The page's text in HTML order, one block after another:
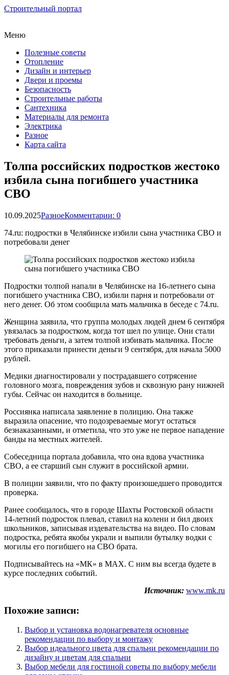
Строительный портал
Меню
Полезные советы
Отопление
Дизайн и интерьер
Двери и проемы
Безопасность
Строительные работы
Сантехника
Материалы для ремонта
Электрика
Разное
Карта сайта
Толпа российских подростков жестоко
избила сына погибшего участника
СВО
10.09.2025РазноеКомментарии: 0
74.ru: подростки в Челябинске избили сына участника СВО и
потребовали денег
Подростки толпой напали в Челябинске на 16-летнего сына
погибшего участника СВО, избили парня и потребовали от
него денег. Об этом сообщила мать мальчика в беседе с 74.ru.
Женщина заявила, что группа молодых людей днем 6 сентября
увязалась за подростком, когда тот шел по улице. Они стали
требовать деньги, а затем толпой избивать мальчика. После
этого приказали принести деньги 9 сентября, для начала 5000
рублей.
Медики диагностировали у пострадавшего сотрясение
головного мозга, повреждения зубов и сквозную рану нижней
губы. Сейчас он находится в больнице.
Россиянка написала заявление в полицию. Она также
выразила опасение, что подозреваемые могут остаться
безнаказанными, и отметила, что это уже не первое нападение
банды на местных жителей.
Собеседница портала добавила, что она вдова участника
СВО, а ее старший сын служит в российской армии.
В полиции заявили, что по факту произошедшего проводится
проверка.
Ранее сообщалось, что в городе Шахты Ростовской области
14-летний подросток плевал, ставил на колени и бил двоих
школьников, записывая издевательства на видео. По словам
подростка, ребята якобы украли и выпили бутылку водки с
могилы его погибшего на СВО брата.
Подписывайтесь на «МК» в MAX. С ним вы всегда будете в
курсе последних событий.
Источник: www.mk.ru
Похожие записи:
Выбор и установка водонагревателя основные
рекомендации по выбору и монтажу
Выбор идеального цвета для спальни рекомендации по
дизайну и цветам для спальни
Выбор мебели для гостиной советы по выбору мебели